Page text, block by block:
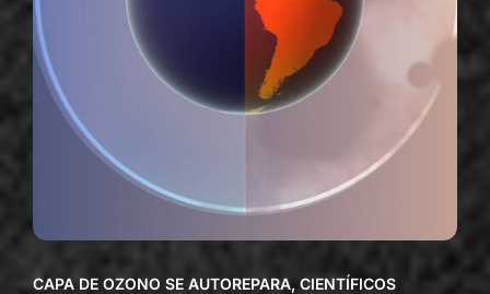
CAPA DE OZONO SE AUTOREPARA, CIENTÍFICOS